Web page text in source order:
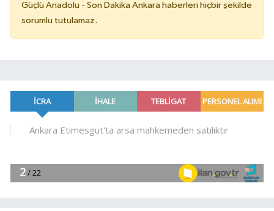
Güçlü Anadolu - Son Dakika Ankara haberleri hiçbir şekilde
sorumlu tutulamaz.